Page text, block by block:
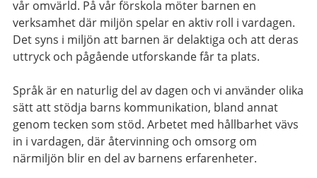
vår omvärld. På vår förskola möter barnen en
verksamhet där miljön spelar en aktiv roll i vardagen.
Det syns i miljön att barnen är delaktiga och att deras
uttryck och pågående utforskande får ta plats.
Språk är en naturlig del av dagen och vi använder olika
sätt att stödja barns kommunikation, bland annat
genom tecken som stöd. Arbetet med hållbarhet vävs
in i vardagen, där återvinning och omsorg om
närmiljön blir en del av barnens erfarenheter.